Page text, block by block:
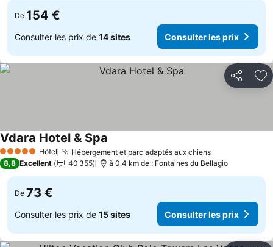
De 154 €
Consulter les prix de 14 sites Consulter les prix
Partager
5 Étoiles Hôtel Hébergement et parc adaptés aux chiensConsulter
Vdara Hotel & Spa
8,8 Excellent 40 355 à 0.4 km de : Fontaines du Bellagio
De 73 €
Consulter les prix de 15 sites Consulter les prix